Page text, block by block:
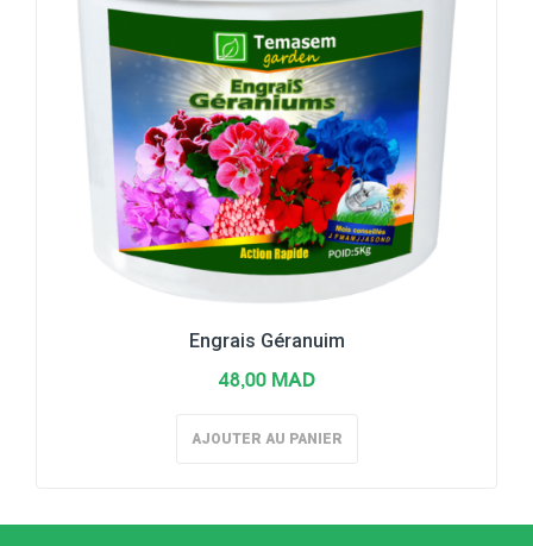
Engrais Géranuim
48,00 MAD
AJOUTER AU PANIER